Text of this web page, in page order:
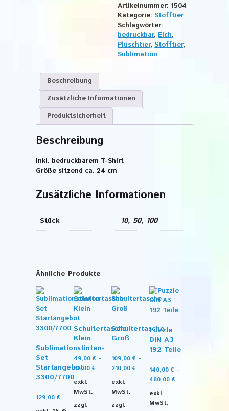
Artikelnummer: 1504
Kategorie: Stofftier
Schlagwörter:
bedruckbar, Elch,
Plüschtier, Stofftier,
Sublimation
Beschreibung
Zusätzliche Informationen
Produktsicherheit
Beschreibung
inkl. bedruckbarem T-Shirt
Größe sitzend ca. 24 cm
Zusätzliche Informationen
Stück 10, 50, 100
Ähnliche Produkte
Sublimationstinten-
Set
Startangebot
3300/7700
129,00 €
Schultertasche
Klein
49,00€ –
86,00€
exkl.
MwSt.
zzgl.
Schultertasche
Groß
109,00€ –
210,00€
exkl.
MwSt.
zzgl.
Puzzle
DIN A3
192 Teile
140,00€ –
480,00€
exkl.
MwSt.